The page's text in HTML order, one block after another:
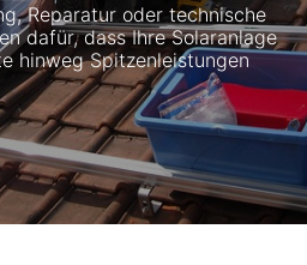
Reparatur oder technische
dafür, dass Ihre Solaranlage
hinweg Spitzenleistungen